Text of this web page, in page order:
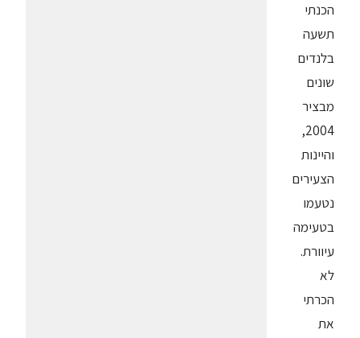
הכנתי
תשעה
בלנדים
שונים
מבציר
2004,
והיינות
הצעירים
נטעמו
בטעימה
עיוורת.
לא
הכרתי
את